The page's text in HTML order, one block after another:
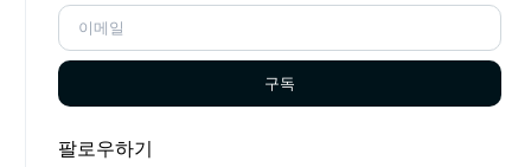
구독
팔로우하기